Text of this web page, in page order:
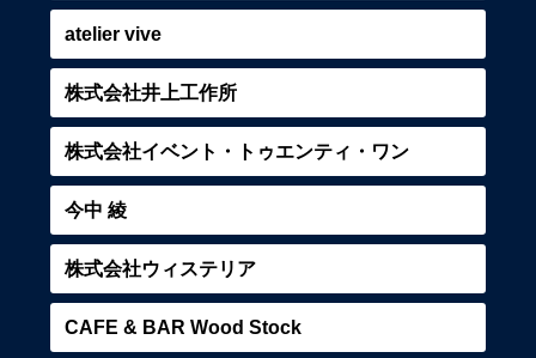
atelier vive
株式会社井上工作所
株式会社イベント・トゥエンティ・ワン
今中 綾
株式会社ウィステリア
CAFE & BAR Wood Stock